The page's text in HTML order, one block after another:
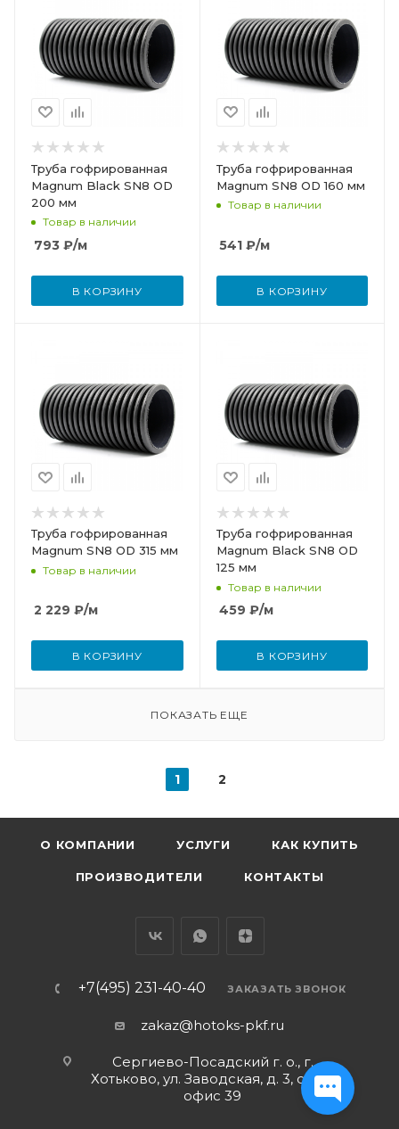
Труба гофрированная
Magnum Black SN8 OD
200 мм
Товар в наличии
793 ₽/м
В КОРЗИНУ
Труба гофрированная
Magnum SN8 OD 160 мм
Товар в наличии
541₽/м
В КОРЗИНУ
Труба гофрированная
Magnum SN8 OD 315 мм
Товар в наличии
2 229 ₽/м
В КОРЗИНУ
Труба гофрированная
Magnum Black SN8 OD
125 мм
Товар в наличии
459 ₽/м
В КОРЗИНУ
ПОКАЗАТЬ ЕЩЕ
1 2
О КОМПАНИИ УСЛУГИ КАК КУПИТЬ
ПРОИЗВОДИТЕЛИ КОНТАКТЫ
+7(495) 231-40-40 ЗАКАЗАТЬ ЗВОНОК
zakaz@hotoks-pkf.ru
Сергиево-Посадский г. о., г.
Хотьково, ул. Заводская, д. 3, стр. 1,
офис 39